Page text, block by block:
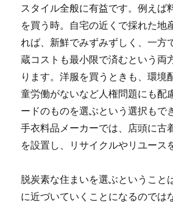
スタイル全般に有益です。例えば
を買う時。自宅の近くで採れた地
れば、新鮮でみずみずしく、一方
蔵コストも最小限で済むという両
ります。洋服を買うときも、環境
童労働がないなど人権問題にも配
ードのものを選ぶという選択もで
手衣料品メーカーでは、店頭に古
を設置し、リサイクルやリユース
脱炭素な住まいを選ぶということ
に近づいていくことになるのでは